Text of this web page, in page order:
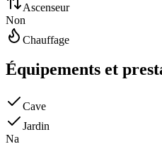
Ascenseur
Non
Chauffage
Équipements et
Cave
Jardin
Na